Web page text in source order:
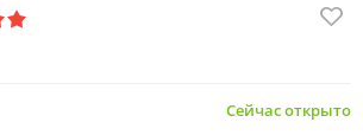
Сейчас открыто